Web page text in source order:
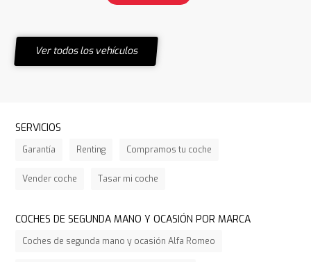
Ver todos los vehículos
SERVICIOS
Garantía Renting Compramos tu coche
Vender coche Tasar mi coche
COCHES DE SEGUNDA MANO Y OCASIÓN POR MARCA
Coches de segunda mano y ocasión Alfa Romeo